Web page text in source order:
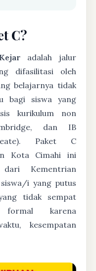
C?
Kejar adalah jalur
difasilitasi oleh
belajarnya tidak
bagi siswa yang
kurikulum non
dan IB
Paket C
Kota Cimahi ini
Kementrian
i yang putus
tidak sempat
formal karena
kesempatan